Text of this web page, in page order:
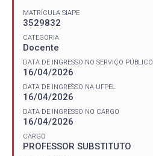
MATRÍCULA SIAPE
3529832
CATEGORIA
Docente
DATA DE INGRESSO NO SERVIÇO PÚBLICO
16/04/2026
DATA DE INGRESSO NA UFPEL
16/04/2026
DATA DE INGRESSO NO CARGO
16/04/2026
CARGO
PROFESSOR SUBSTITUTO